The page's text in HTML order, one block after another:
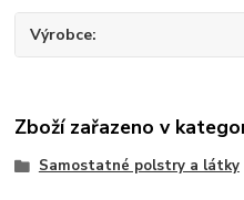
Výrobce
Zboží zařazeno v
Samostatné polstry a látky